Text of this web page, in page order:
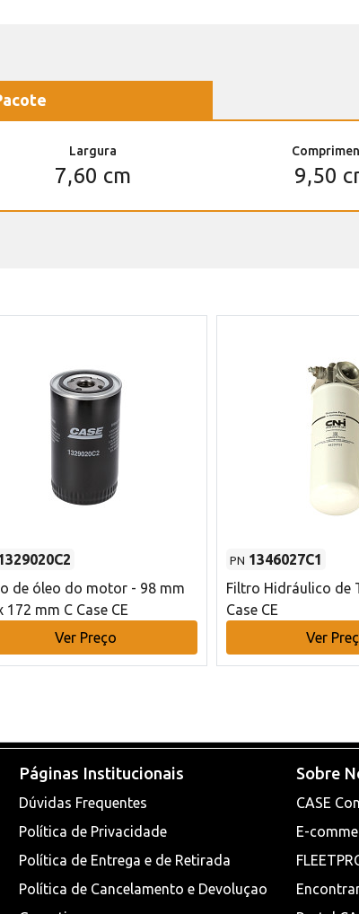
Largura
7,60 cm 9,50
de óleo do motor - 98 mm
172 mm C Case CE
Ver Preço
PN 1346027C1
Filtro Hidráulico de
Case CE
Ver
Páginas Institucionais
Dúvidas Frequentes
Política de Privacidade
Política de Entrega e de Retirada
Política de Cancelamento e Devoluçao
Sobre
CASE
E-